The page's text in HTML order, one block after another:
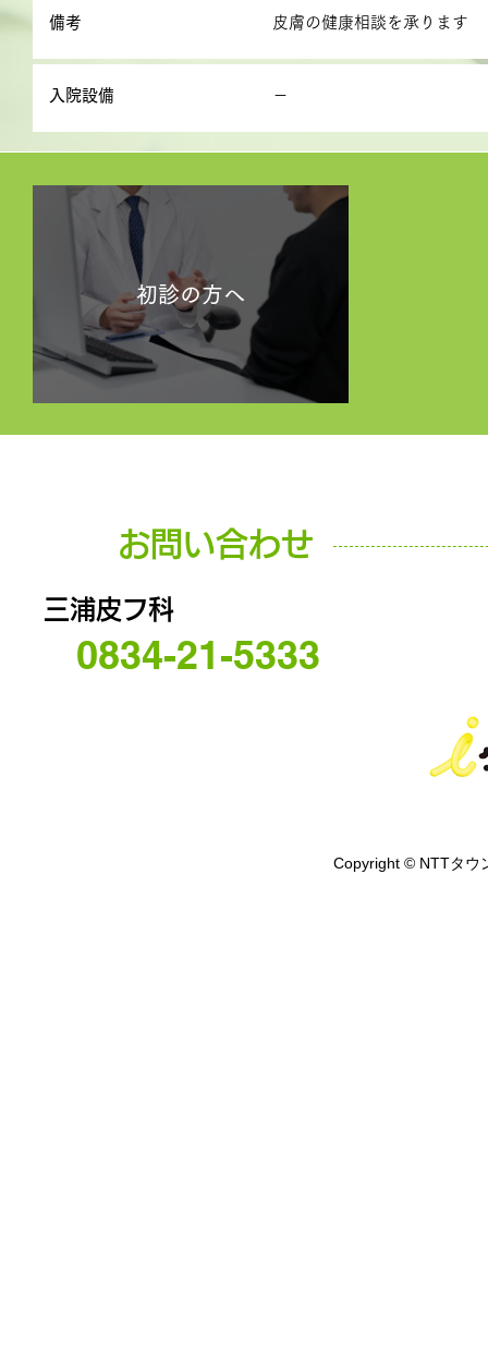
備考 皮膚の健康相談を承ります
入院設備 －
初診の方へ
お問い合わせ
三浦皮フ科
0834-21-5333
Copyright © NTTタウ